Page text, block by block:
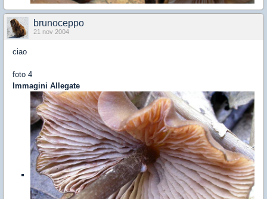
brunoceppo
21 nov 2004
ciao
foto 4
Immagini Allegate